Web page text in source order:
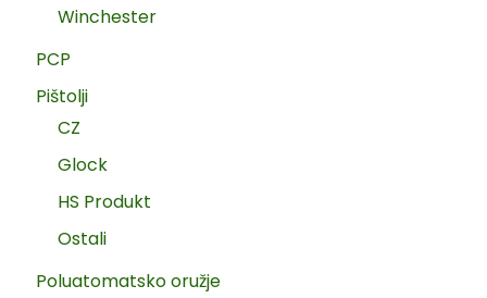
Winchester
PCP
Pištolji
CZ
Glock
HS Produkt
Ostali
Poluatomatsko oružje